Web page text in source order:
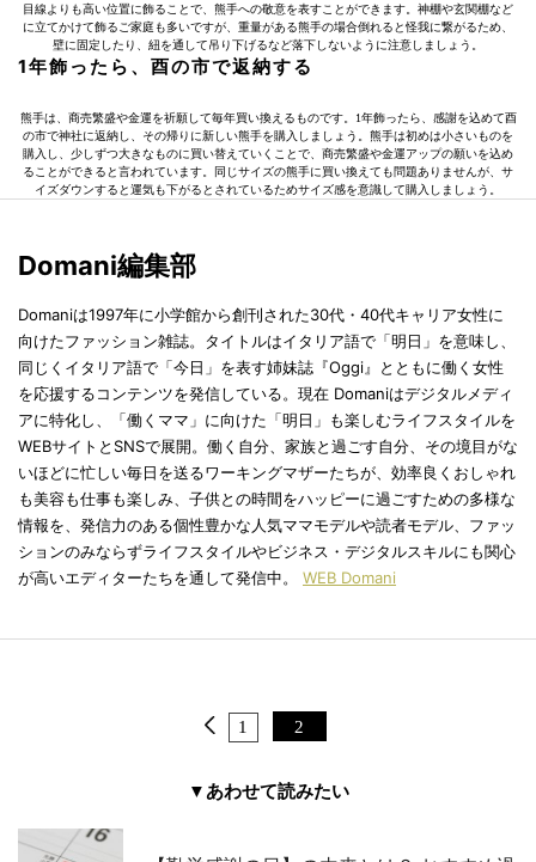
目線よりも高い位置に飾ることで、熊手への敬意を表すことができます。神棚や玄関棚など
に立てかけて飾るご家庭も多いですが、重量がある熊手の場合倒れると怪我に繋がるため、
壁に固定したり、紐を通して吊り下げるなど落下しないように注意しましょう。
1年飾ったら、酉の市で返納する
熊手は、商売繁盛や金運を祈願して毎年買い換えるものです。1年飾ったら、感謝を込めて酉
の市で神社に返納し、その帰りに新しい熊手を購入しましょう。熊手は初めは小さいものを
購入し、少しずつ大きなものに買い替えていくことで、商売繁盛や金運アップの願いを込め
ることができると言われています。同じサイズの熊手に買い換えても問題ありませんが、サ
イズダウンすると運気も下がるとされているためサイズ感を意識して購入しましょう。
Domani編集部
Domaniは1997年に小学館から創刊された30代・40代キャリア女性に
向けたファッション雑誌。タイトルはイタリア語で「明日」を意味し、
同じくイタリア語で「今日」を表す姉妹誌『Oggi』とともに働く女性
を応援するコンテンツを発信している。現在 Domaniはデジタルメディ
アに特化し、「働くママ」に向けた「明日」も楽しむライフスタイルを
WEBサイトとSNSで展開。働く自分、家族と過ごす自分、その境目がな
いほどに忙しい毎日を送るワーキングマザーたちが、効率良くおしゃれ
も美容も仕事も楽しみ、子供との時間をハッピーに過ごすための多様な
情報を、発信力のある個性豊かな人気ママモデルや読者モデル、ファッ
ションのみならずライフスタイルやビジネス・デジタルスキルにも関心
が高いエディターたちを通して発信中。 WEB Domani
1 2
▼あわせて読みたい